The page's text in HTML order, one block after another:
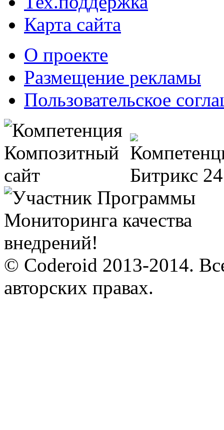
Карта сайта
О проекте
Размещение рекламы
Пользовательское
© Coderoid 2013-2014.
авторских правах.